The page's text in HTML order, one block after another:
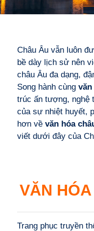
Châu Âu vẫn luôn
bề dày lịch sử nên
châu Âu đa dạng,
Song hành cùng
trúc ấn tượng, nghệ
của sự nhiệt huyết,
hơn về văn hóa
viết dưới đây của
VĂN
Trang phục truyền